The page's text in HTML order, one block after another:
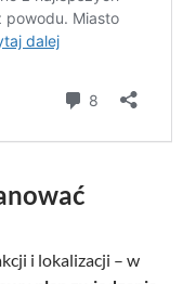
i lokalizacji – w